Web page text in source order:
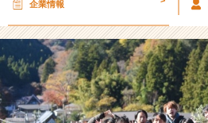
高
尾
山。
1
泊
2
企業情報